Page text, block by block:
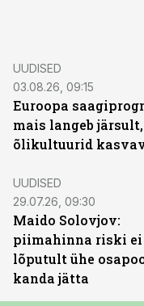
UUDISED
03.08.26, 09:15
Euroopa
mais langeb järsult,
õlikultuurid
UUDISED
29.07.26, 09:30
Maido Solovjov:
piimahinna riski ei
lõputult ühe
kanda jätta